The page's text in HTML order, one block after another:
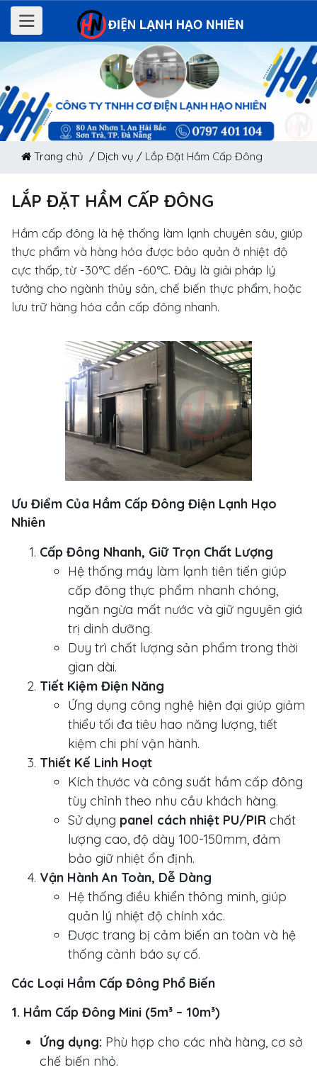
Trang chủ / Dịch vụ / Lắp Đặt Hầm Cấp Đông
LẮP ĐẶT HẦM CẤP ĐÔNG
Hầm cấp đông là hệ thống làm lạnh chuyên sâu, giúp
thực phẩm và hàng hóa được bảo quản ở nhiệt độ
cực thấp, từ -30°C đến -60°C. Đây là giải pháp lý
tưởng cho ngành thủy sản, chế biến thực phẩm, hoặc
lưu trữ hàng hóa cần cấp đông nhanh.
Ưu Điểm Của Hầm Cấp Đông Điện Lạnh Hạo
Nhiên
Cấp Đông Nhanh, Giữ Trọn Chất Lượng
Hệ thống máy làm lạnh tiên tiến giúp
cấp đông thực phẩm nhanh chóng,
ngăn ngừa mất nước và giữ nguyên giá
trị dinh dưỡng.
Duy trì chất lượng sản phẩm trong thời
gian dài.
Tiết Kiệm Điện Năng
Ứng dụng công nghệ hiện đại giúp giảm
thiểu tối đa tiêu hao năng lượng, tiết
kiệm chi phí vận hành.
Thiết Kế Linh Hoạt
Kích thước và công suất hầm cấp đông
tùy chỉnh theo nhu cầu khách hàng.
Sử dụng panel cách nhiệt PU/PIR chất
lượng cao, độ dày 100-150mm, đảm
bảo giữ nhiệt ổn định.
Vận Hành An Toàn, Dễ Dàng
Hệ thống điều khiển thông minh, giúp
quản lý nhiệt độ chính xác.
Được trang bị cảm biến an toàn và hệ
thống cảnh báo sự cố.
Các Loại Hầm Cấp Đông Phổ Biến
1. Hầm Cấp Đông Mini (5m³ – 10m³)
Ứng dụng: Phù hợp cho các nhà hàng, cơ sở
chế biến nhỏ.